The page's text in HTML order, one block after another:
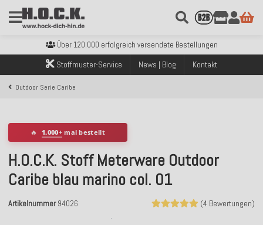
Kostenloser Versand innerhalb Deutschlands ab 99€ Bestellwert
Sicher bezahlen mit Klarna, PayPal & Amazon Pay
Kostenloser Versand innerhalb Deutschlands ab 99€ Bestellwert
Über 120.000 erfolgreich versendete Bestellungen
Sicher bezahlen mit Klarna, PayPal & Amazon Pay
Kostenloser Versand innerhalb Deutschlands ab 99€ Bestellwert
Stoffmuster-Service News | Blog Kontakt
Outdoor Serie Caribe
🔥 1.000+mal bestellt
H.O.C.K. Stoff Meterware Outdoor
Caribe blau marino col. 01
(4 Bewertungen)
Artikelnummer 94026